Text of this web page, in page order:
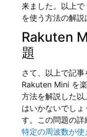
来ました。以上
を使う方法の解説
Rakuten
題
さて、以上で記事
Rakuten Mini を
方法を解説した
はいかないでし
す。この問題の
特定の周波数が